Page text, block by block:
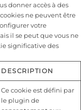
donner accès à des
ne peuvent être
votre
il se peut que vous ne
significative des
DESCRIPTION
Ce cookie est défini par
le plugin de